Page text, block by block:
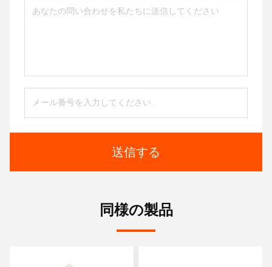
送信する
同様の製品